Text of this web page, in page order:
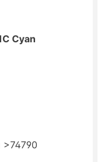
Cyan